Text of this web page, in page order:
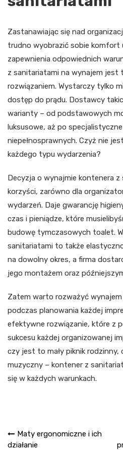
Zastanawiając się nad
trudno wyobrazić sobie komfort
zapewnienia odpowiednich
z sanitariatami na wynajem jest
rozwiązaniem. Wystarczy tylko
dostęp do prądu. Dostawcy
warianty – od podstawowych
luksusowe, aż po
niepełnosprawnych. Czyż nie
każdego typu wydarzenia?
Decyzja o wynajmie kontenera
korzyści, zarówno dla
wydarzeń. Daje gwarancję
czas i pieniądze, które
budowę tymczasowych toalet.
sanitariatami to także
na dowolny okres, a firma
jego montażem oraz
Zatem warto rozważyć
podczas planowania każdej
efektywne rozwiązanie, które z
sukcesu każdej organizowanej
czy jest to mały piknik
muzyczny – kontener z
się w każdych warunkach.
Nawigacja
Maty ergonomiczne i ich
działanie